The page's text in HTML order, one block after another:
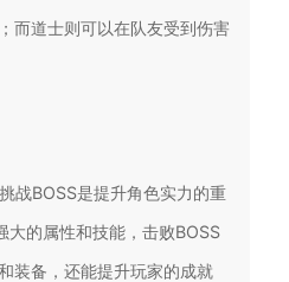
而道士则可以在队友受到伤害
战BOSS是提升角色实力的重
大的属性和技能，击败BOSS
装备，还能提升玩家的成就